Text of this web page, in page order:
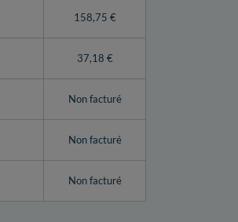
158,75 €
37,18 €
Non facturé
Non facturé
Non facturé